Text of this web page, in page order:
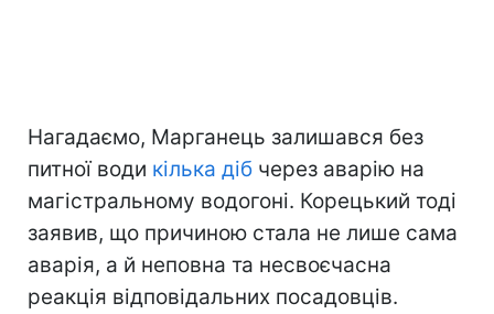
Нагадаємо, Марганець залишався без
питної води кілька діб через аварію на
магістральному водогоні. Корецький тоді
заявив, що причиною стала не лише сама
аварія, а й неповна та несвоєчасна
реакція відповідальних посадовців.